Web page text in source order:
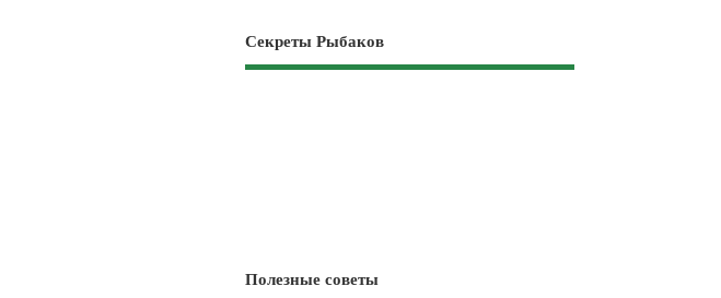
Секреты Рыбаков
Полезные советы